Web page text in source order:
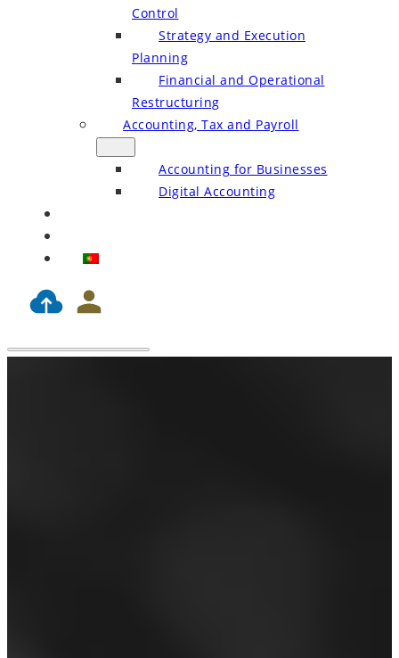
Control
Strategy and Execution
Planning
Financial and Operational
Restructuring
Accounting, Tax and Payroll
Accounting for Businesses
Digital Accounting